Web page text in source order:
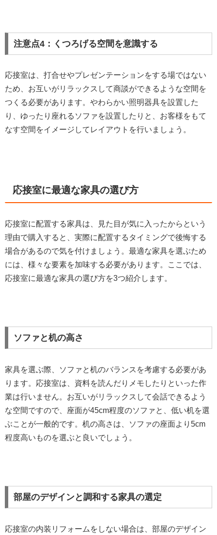
注意点4：くつろげる空間を意識する
応接室は、打合せやプレゼンテーションをする場ではない
ため、お互いがリラックスして商談ができるような空間を
つくる必要があります。やわらかい照明器具を設置した
り、ゆったり座れるソファを設置したりと、お客様をもて
なす空間をイメージしてレイアウトを行いましょう。
応接室に最適な家具の選び方
応接室に配置する家具は、見た目が気に入ったからという
理由で購入すると、実際に配置するタイミングで後悔する
場合があるので気を付けましょう。最適な家具を選ぶため
には、様々な要素を加味する必要があります。ここでは、
応接室に最適な家具の選び方を3つ紹介します。
ソファと机の高さ
家具を選ぶ際、ソファと机のバランスを考慮する必要があ
ります。応接室は、資料を読んだりメモしたりといった作
業は行いません。お互いがリラックスして会話できるよう
な空間ですので、座面が45cm程度のソファと、低い机を選
ぶことが一般的です。机の高さは、ソファの座面より5cm
程度高いものを選ぶと良いでしょう。
部屋のデザインと調和する家具の選定
応接室の内装リフォームをしない場合は、部屋のデザイン